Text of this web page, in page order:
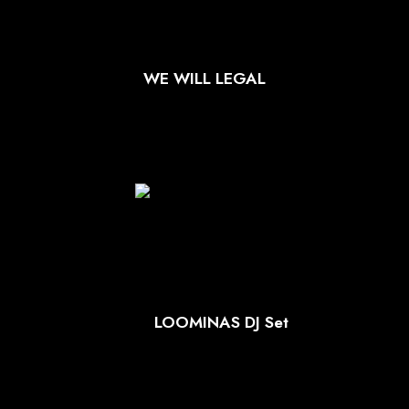
WE WILL LEGAL
LOOMINAS DJ Set